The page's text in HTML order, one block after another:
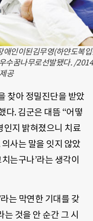
인이된김무영(하얀도복
수꿈나무로선발됐다. /
공
찾아 정밀진단을 받았
다. 김군은 대뜸 “어떻
인지 밝혀졌으니 치료
사는 말을 잇지 않았
는구나’라는 생각이
는 막연한 기대를 갖
것을 안 순간 그 시